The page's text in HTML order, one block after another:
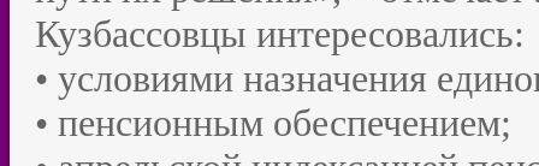
Кузбассовцы интересовались:
• условиями назначения
• пенсионным обеспечением;